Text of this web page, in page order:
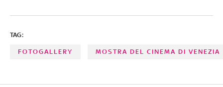
TAG:
FOTOGALLERY MOSTRA DEL CINEMA DI VENEZIA